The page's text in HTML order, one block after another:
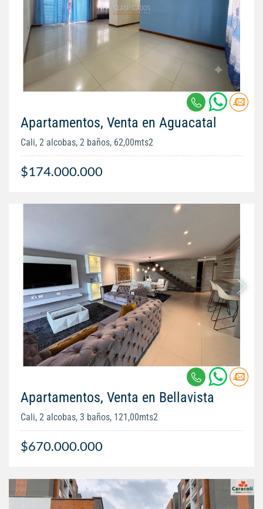
Apartamentos, Venta en Aguacatal
Cali, 2 alcobas, 2 baños, 62,00mts2
$174.000.000
Apartamentos, Venta en Bellavista
Cali, 2 alcobas, 3 baños, 121,00mts2
$670.000.000